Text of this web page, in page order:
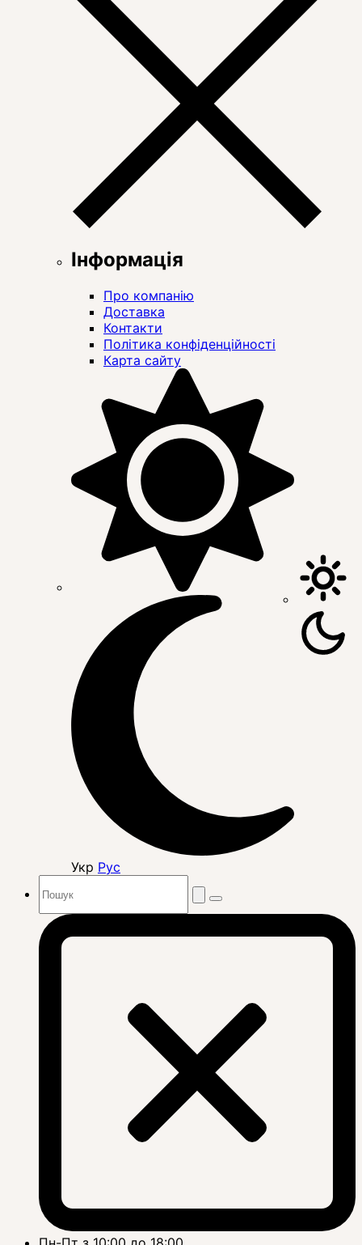
Інформація
Про компанію
Доставка
Контакти
Політика конфіденційності
Карта сайту
Укр Рус